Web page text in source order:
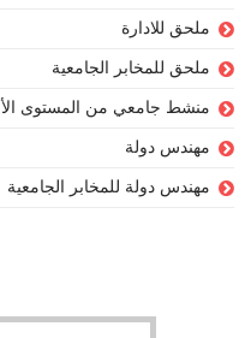
ملحق للادارة
ملحق للمخابر الجامعية
منشط جامعي من المستوى
مهندس دولة
مهندس دولة للمخابر الجامعية